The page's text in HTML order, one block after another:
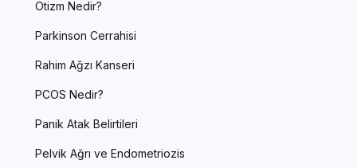
Otizm Nedir?
Parkinson Cerrahisi
Rahim Ağzı Kanseri
PCOS Nedir?
Panik Atak Belirtileri
Pelvik Ağrı ve Endometriozis